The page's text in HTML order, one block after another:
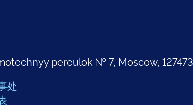
pereulok № 7, Moscow, 127473
处